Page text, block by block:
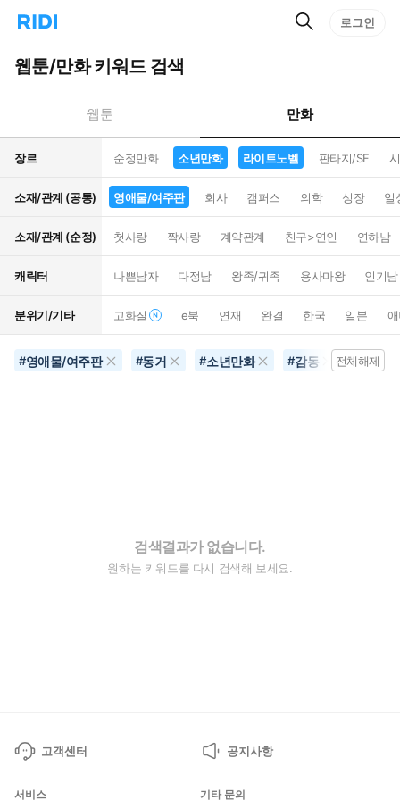
리
홈
으
턴
트
검
로그인
웹툰/만화 키워드 검색
웹툰 만화
장르 순정만화 소년만화 라이트노벨 판타지/SF
소재/관계 (공통) 영애물/여주판 회사 캠퍼스 의학 성장 일
소재/관계 (순정) 첫사랑 짝사랑 계약관계 친구>연인 연하남
캐릭터 나쁜남자 다정남 왕족/귀족 용사마왕 인기남
분위기/기타 고화질 e북 연재 완결 한국 일본
#영애물/여주판 #동거 #소년만화 #감동 #라이트
전체해제
검색결과가 없습니다.
원하는 키워드를 다시 검색해 보세요.
고객센터 공지사항
서비스 기타 문의